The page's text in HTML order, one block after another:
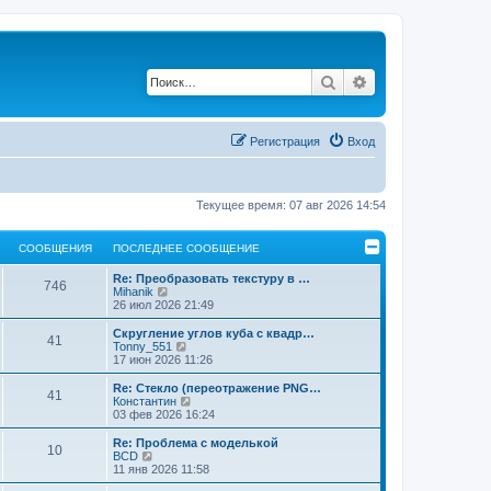
Поиск
Вход
Регистрация
Текущее время: 07 авг 2026 14:54
СООБЩЕНИЯ ПОСЛЕДНЕЕ СООБЩЕНИЕ
746
Re: Преобразовать текстуру в …
Mihanik
е
р
е
й
т
п
о
с
е
н
е
26 июл 2026 21:49
41
Скругление углов куба с квадр…
Tonny_551
е
р
е
й
т
п
о
с
17 июн 2026 11:26
41
Re: Стекло (переотражение PNG…
Константин
е
р
е
т
03 фев 2026 16:24
10
Re: Проблема с моделькой
BCD
е
р
11 янв 2026 11:58